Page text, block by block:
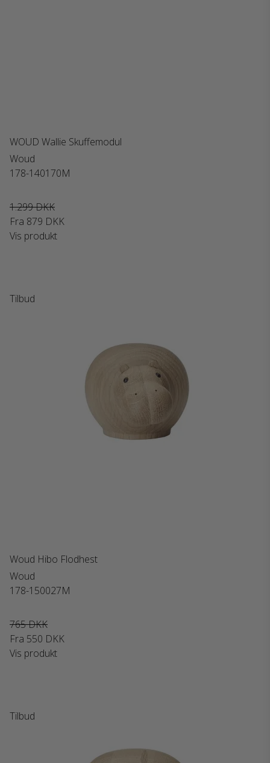
WOUD Wallie Skuffemodul
Woud
178-140170M
1.299 DKK
Fra 879 DKK
Vis produkt
Tilbud
Woud Hibo Flodhest
Woud
178-150027M
765 DKK
Fra 550 DKK
Vis produkt
Tilbud